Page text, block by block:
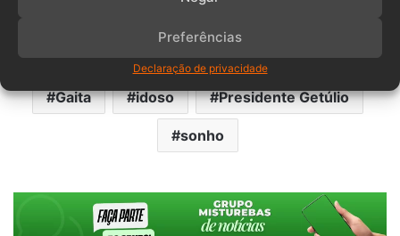
Preferências
Declaração de privacidade
atende também moradores de outros municípios. Seu
Curt, por exemplo, reside em Dona Emma.
Gaita idoso Presidente Getúlio
sonho